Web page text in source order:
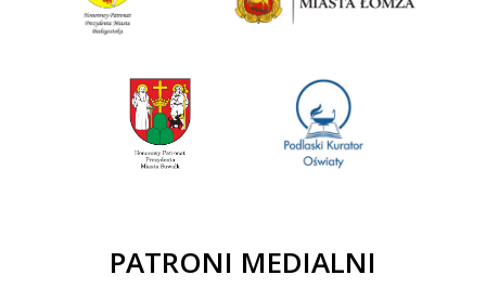
PATRONI MEDIALNI